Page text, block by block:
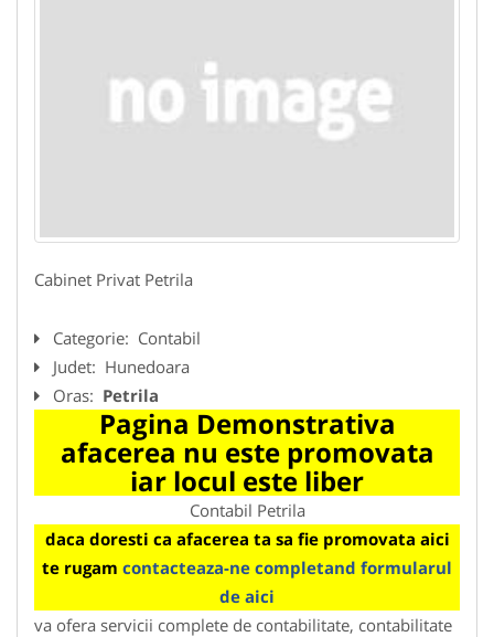
Cabinet Privat Petrila
Categorie: Contabil
Judet: Hunedoara
Oras: Petrila
Pagina Demonstrativa
afacerea nu este promovata
iar locul este liber
Contabil Petrila
daca doresti ca afacerea ta sa fie promovata aici
te rugam contacteaza-ne completand formularul
de aici
va ofera servicii complete de contabilitate, contabilitate